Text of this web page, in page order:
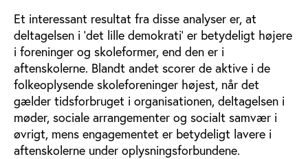
Et interessant resultat fra disse analyser er, at
deltagelsen i ’det lille demokrati’ er betydeligt højere
i foreninger og skoleformer, end den er i
aftenskolerne. Blandt andet scorer de aktive i de
folkeoplysende skoleforeninger højest, når det
gælder tidsforbruget i organisationen, deltagelsen i
møder, sociale arrangementer og socialt samvær i
øvrigt, mens engagementet er betydeligt lavere i
aftenskolerne under oplysningsforbundene.